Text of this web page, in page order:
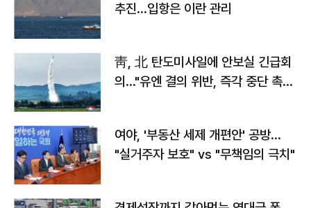
추진…입항은 이란 관리
靑, 北 탄도미사일에 안보실 긴급회
의…"유엔 결의 위반, 즉각 중단 촉
여야, '부동산 세제 개편안' 공방…
"실거주자 보호" vs "무책임의 극치"